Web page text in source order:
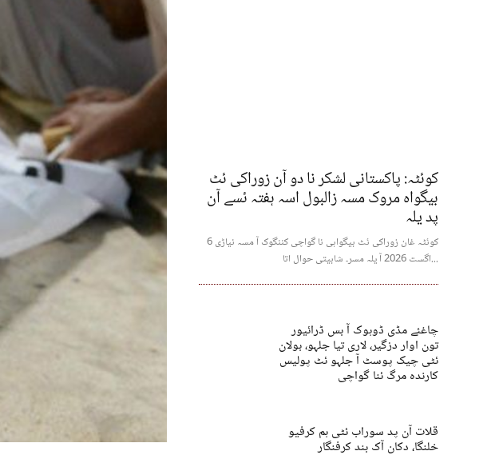
کوئٹہ: پاکستانی لشکر نا دو آن زوراکی ئٹ
بیگواہ مروک مسہ زالبول اسہ ہفتہ ئسے آن
پد یلہ
کوئٹہ غان زوراکی ئٹ بیگواہی نا گواچی کننگوک آ مسہ نیاڑی 6
اگست 2026 آ یلہ مسر۔ شابیتی حوال اتا...
چاغئے مڈی ڈوہوک آ بس ڈرائیور
تون اوار دزگیر، لاری تیا جلہو، بولان
ئٹی چیک پوسٹ آ جلہو ئٹ پولیس
کارندہ مرگ ئنا گواچی
قلات آن پد سوراب ئٹی ہم کرفیو
خلنگا، دکان آک بند کرفنگار